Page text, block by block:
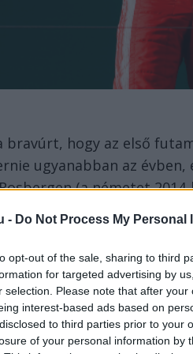
- Do Not Process My Personal
opt-out of the sale, sharing to third
for targeted advertising by
selection. Please note that after
interest-based ads based on
to third parties prior to your
of your personal information by
hogy az első
ugyanabban az évben,
(a németet
Bottas (2), Sebastian
beköszönte óta az idény
ban is sikerült
nyert utoljára nem
vezette győzelemre a